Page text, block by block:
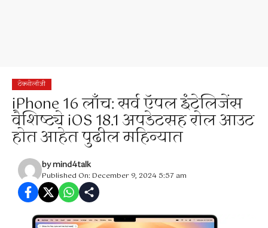
टेक्नोलॉजी
iPhone 16 लाँच: सर्व ऍपल इंटेलिजेंस
वैशिष्ट्ये iOS 18.1 अपडेटसह रोल आउट
होत आहेत पुढील महिन्यात
bymind4talk
Published On: December 9, 2024 5:57 am